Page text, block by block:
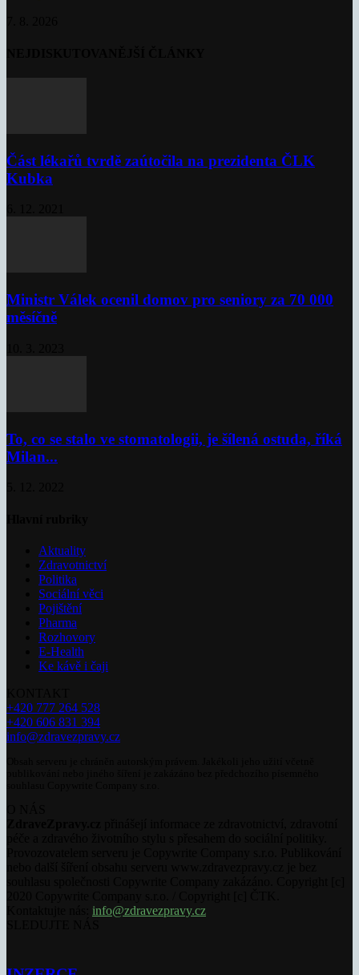
Část lékařů tvrdě zaútočila na prezidenta ČLK
Kubka
Ministr Válek ocenil domov pro seniory za 70 000
měsíčně
To, co se stalo ve stomatologii, je šílená ostuda, říká
Milan...
Aktuality
Zdravotnictví
Politika
Sociální věci
Pojištění
Pharma
Rozhovory
E-Health
Ke kávě i čaji
+420 777 264 528
+420 606 831 394
info@zdravezpravy.cz
info@zdravezpravy.cz